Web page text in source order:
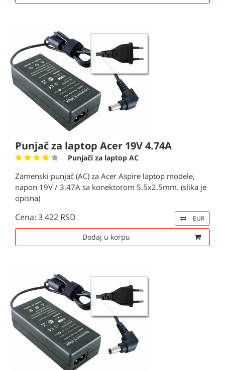
Punjač za laptop Acer 19V 4.74A
Punjači za laptop AC
Zamenski punjač (AC) za Acer Aspire laptop modele,
napon 19V / 3.47A sa konektorom 5.5x2.5mm. (slika je
opisna)
Cena: 3 422 RSD EUR
Dodaj u korpu